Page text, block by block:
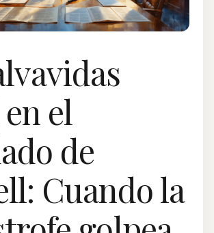
el
de
Cuando la